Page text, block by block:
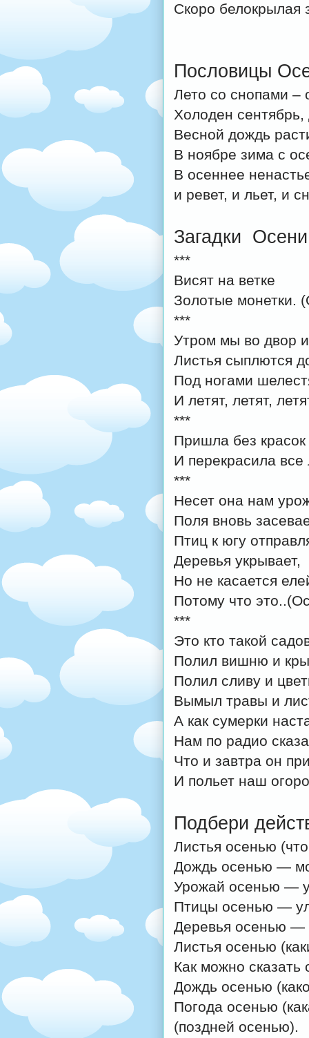
Скоро белокрылая
Пословицы
Лето со снопами –
Холоден сентябрь,
Весной дождь
В ноябре зима с
В осеннее
и ревет, и льет, и
Загадки Осени
***
Висят на ветке
Золотые монетки.
***
Утром мы во двор
Листья сыплются
Под ногами
И летят, летят,
***
Пришла без красок
И перекрасила
***
Несет она нам
Поля вновь
Птиц к югу
Деревья укрывает,
Но не касается
Потому что
***
Это кто такой
Полил вишню и
Полил сливу и
Вымыл травы и
А как сумерки
Нам по радио
Что и завтра он
И польет наш
Подбери
Листья осенью
Дождь осенью —
Урожай осенью —
Птицы осенью —
Деревья осенью —
Листья осенью
Как можно
Дождь осенью
Погода осенью
(поздней осенью).